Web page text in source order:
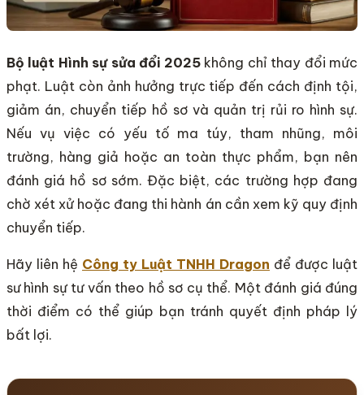
Bộ luật Hình sự sửa đổi 2025không chỉ thay đổi mức
phạt. Luật còn ảnh hưởng trực tiếp đến cách định tội,
giảm án, chuyển tiếp hồ sơ và quản trị rủi ro hình sự.
Nếu vụ việc có yếu tố ma túy, tham nhũng, môi
trường, hàng giả hoặc an toàn thực phẩm, bạn nên
đánh giá hồ sơ sớm. Đặc biệt, các trường hợp đang
chờ xét xử hoặc đang thi hành án cần xem kỹ quy định
chuyển tiếp.
Hãy liên hệ Công ty Luật TNHH Dragon để được luật
sư hình sự tư vấn theo hồ sơ cụ thể. Một đánh giá đúng
thời điểm có thể giúp bạn tránh quyết định pháp lý
bất lợi.